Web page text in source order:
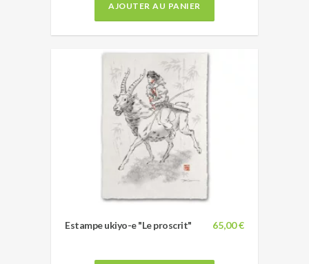
AJOUTER AU PANIER
65,00 €
Estampe ukiyo-e "Le proscrit"